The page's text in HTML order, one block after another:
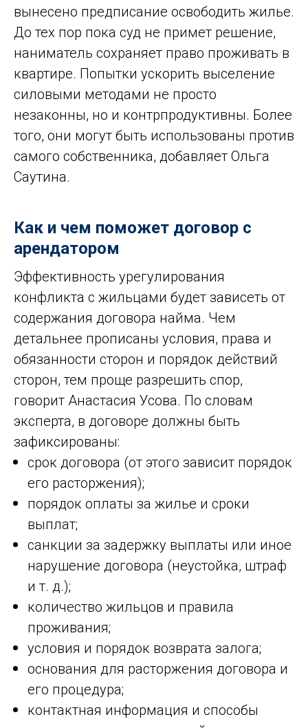
вынесено предписание освободить жилье.
До тех пор пока суд не примет решение,
наниматель сохраняет право проживать в
квартире. Попытки ускорить выселение
силовыми методами не просто
незаконны, но и контрпродуктивны. Более
того, они могут быть использованы против
самого собственника, добавляет Ольга
Саутина.
Как и чем поможет договор с
арендатором
Эффективность урегулирования
конфликта с жильцами будет зависеть от
содержания договора найма. Чем
детальнее прописаны условия, права и
обязанности сторон и порядок действий
сторон, тем проще разрешить спор,
говорит Анастасия Усова. По словам
эксперта, в договоре должны быть
зафиксированы:
срок договора (от этого зависит порядок
его расторжения);
порядок оплаты за жилье и сроки
выплат;
санкции за задержку выплаты или иное
нарушение договора (неустойка, штраф
и т. д.);
количество жильцов и правила
проживания;
условия и порядок возврата залога;
основания для расторжения договора и
его процедура;
контактная информация и способы